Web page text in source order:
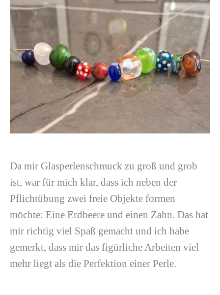
Da mir Glasperlenschmuck zu groß und grob
ist, war für mich klar, dass ich neben der
Pflichtübung zwei freie Objekte formen
möchte: Eine Erdbeere und einen Zahn. Das hat
mir richtig viel Spaß gemacht und ich habe
gemerkt, dass mir das figürliche Arbeiten viel
mehr liegt als die Perfektion einer Perle.